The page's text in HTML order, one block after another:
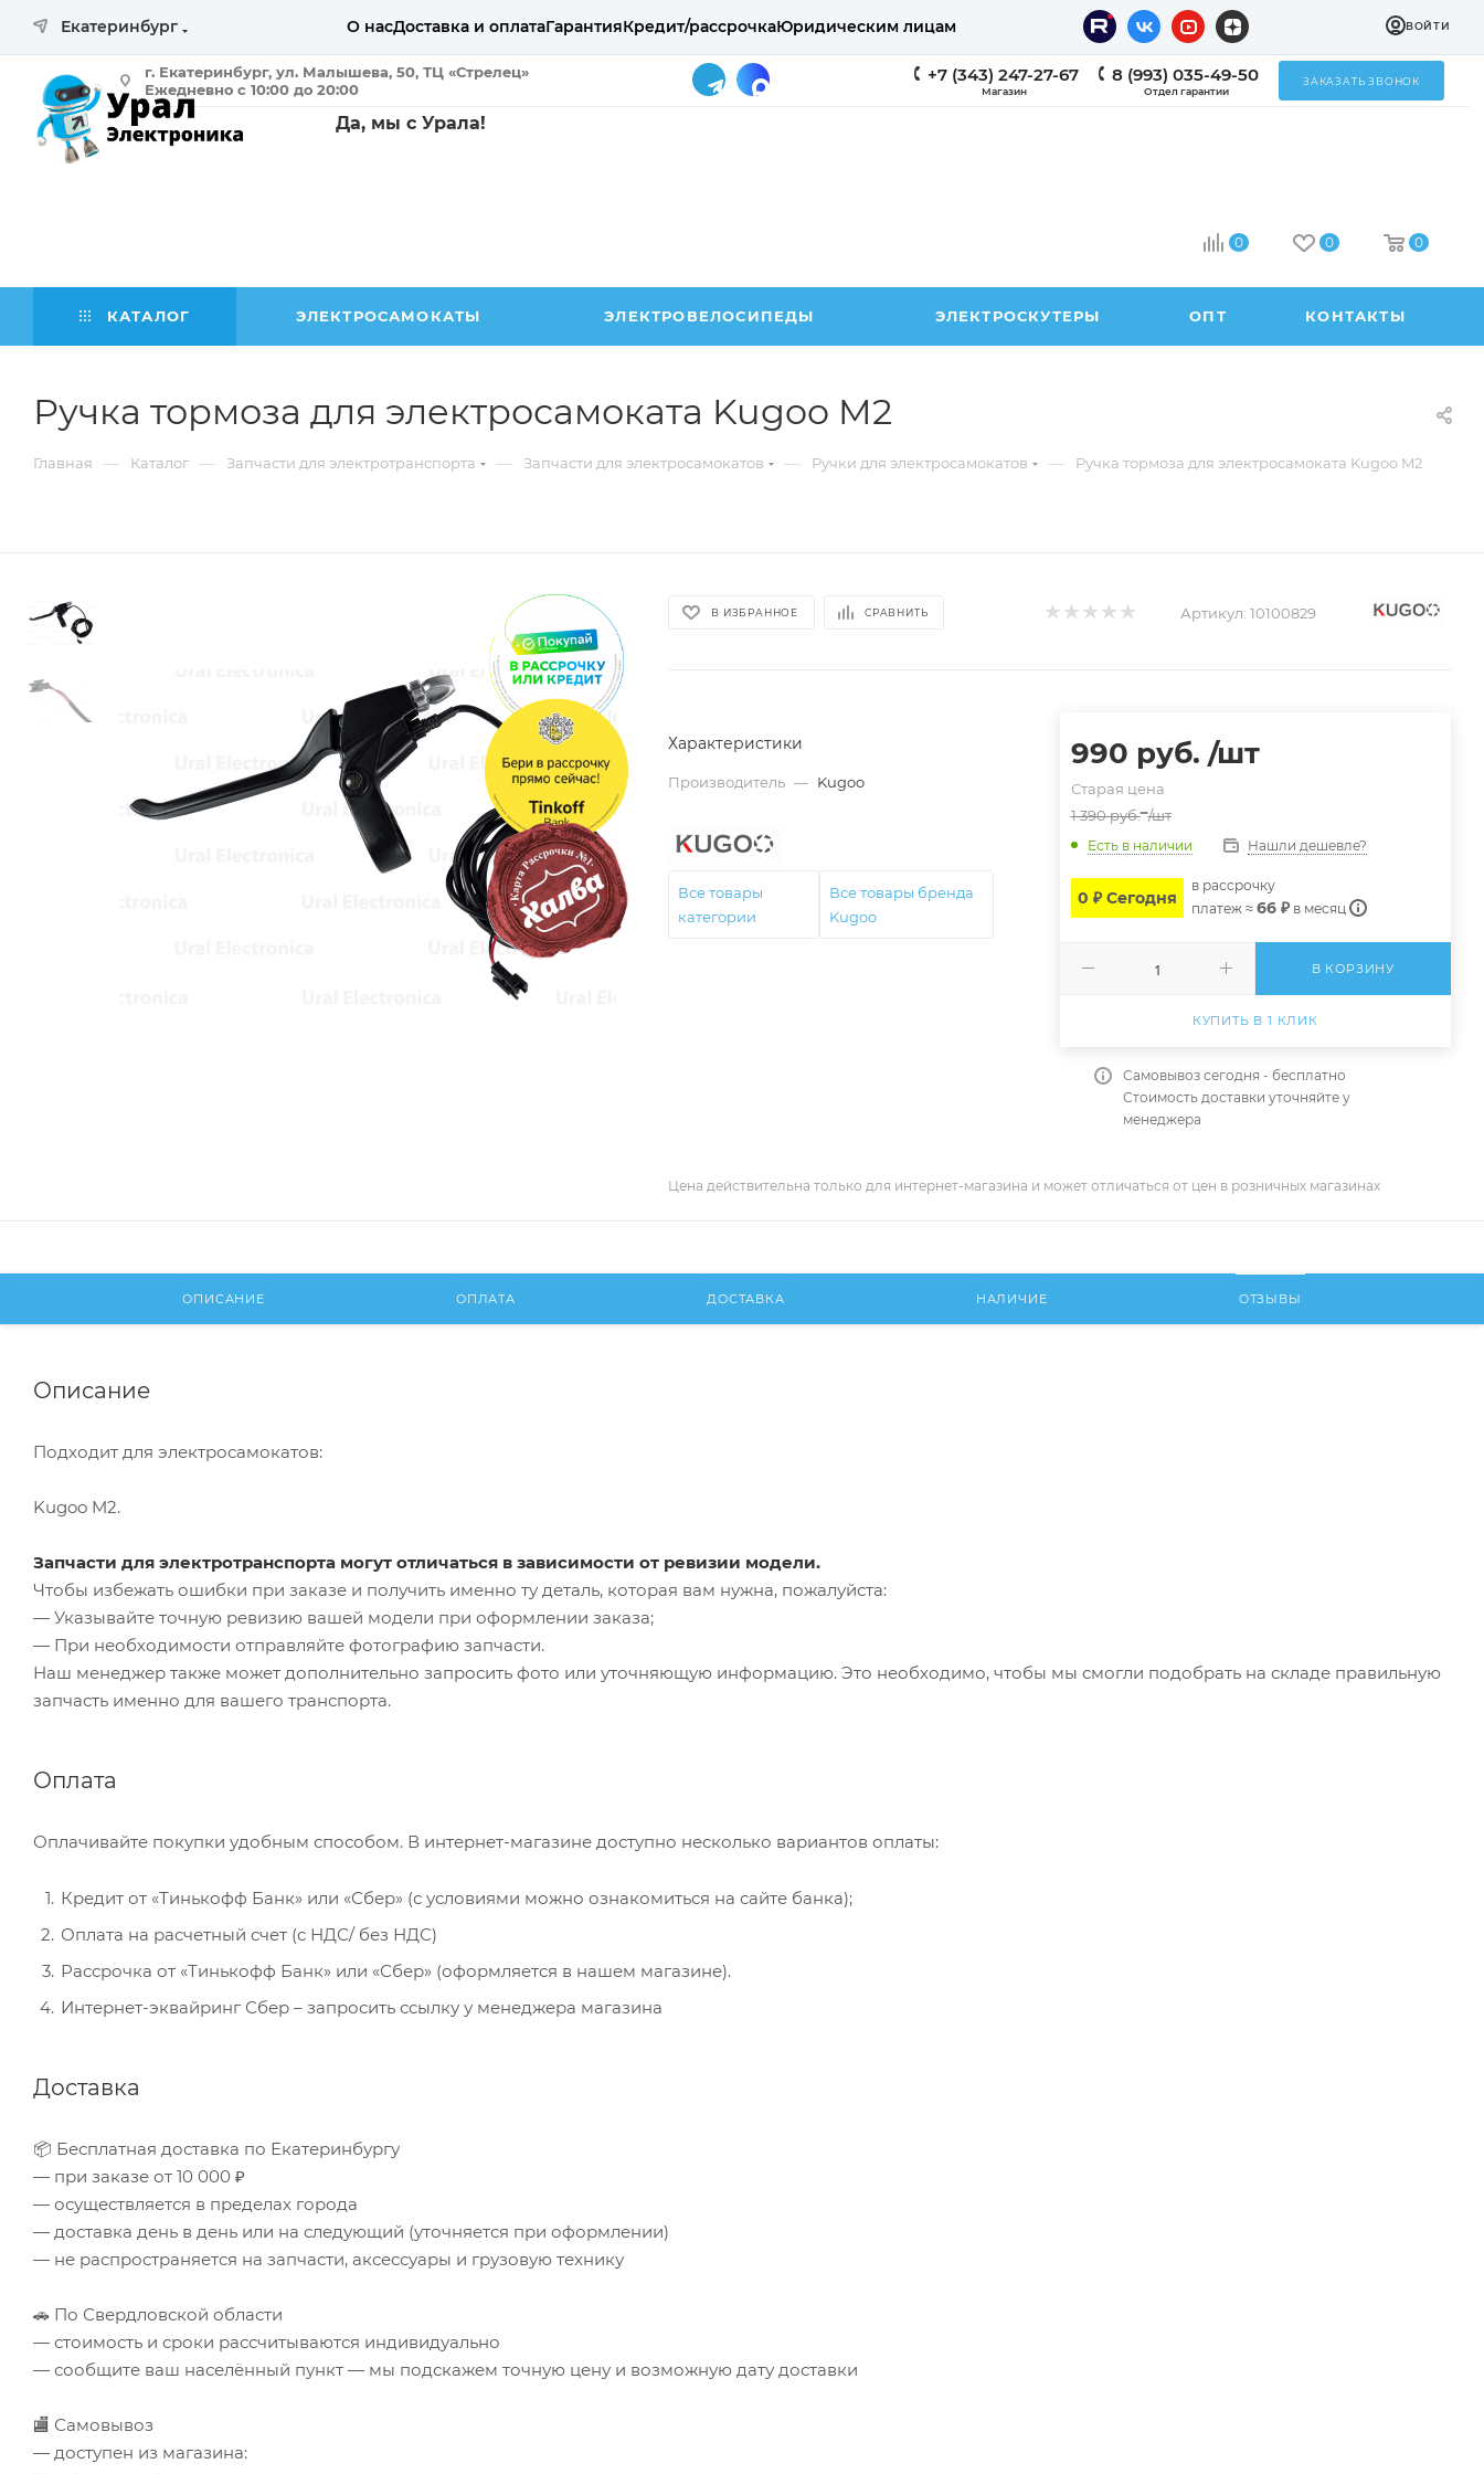
Екатеринбург О насДоставка и оплатаГарантияКредит/рассрочкаЮридическим лицам ВОЙТИ
г. Екатеринбург, ул. Малышева, 50, ТЦ «Стрелец»
Ежедневно с 10:00 до 20:00
+7 (343) 247-27-67
Магазин
8 (993) 035-49-50
Отдел гарантии
ЗАКАЗАТЬ ЗВОНОК
Да, мы с Урала!
0 0 0
КАТАЛОГ ЭЛЕКТРОСАМОКАТЫ ЭЛЕКТРОВЕЛОСИПЕДЫ ЭЛЕКТРОСКУТЕРЫ ОПТ КОНТАКТЫ
Ручка тормоза для электросамоката Kugoo M2
Главная — Каталог — Запчасти для электротранспорта — Запчасти для электросамокатов — Ручки для электросамокатов — Ручка тормоза для электросамоката Kugoo M2
В ИЗБРАННОЕ СРАВНИТЬ Артикул: 10100829
Характеристики
Производитель — Kugoo
Все товары
категории
Все товары бренда
Kugoo
990 руб. /шт
Старая цена
1 390руб. /шт
Есть в наличии Нашли дешевле?
0 ₽ Сегодня
в расcрочку
платеж ≈ 66 ₽в месяц
В КОРЗИНУ
КУПИТЬ В 1 КЛИК
Самовывоз сегодня - бесплатно
Стоимость доставки уточняйте у
менеджера
Цена действительна только для интернет-магазина и может отличаться от цен в розничных магазинах
ОПИСАНИЕ ОПЛАТА ДОСТАВКА НАЛИЧИЕ ОТЗЫВЫ
Описание
Подходит для электросамокатов:
Kugoo M2.
Запчасти для электротранспорта могут отличаться в зависимости от ревизии модели.
Чтобы избежать ошибки при заказе и получить именно ту деталь, которая вам нужна, пожалуйста:
— Указывайте точную ревизию вашей модели при оформлении заказа;
— При необходимости отправляйте фотографию запчасти.
Наш менеджер также может дополнительно запросить фото или уточняющую информацию. Это необходимо, чтобы мы смогли подобрать на складе правильную
запчасть именно для вашего транспорта.
Оплата
Оплачивайте покупки удобным способом. В интернет-магазине доступно несколько вариантов оплаты:
Кредит от «Тинькофф Банк» или «Сбер» (с условиями можно ознакомиться на сайте банка);
Оплата на расчетный счет (с НДС/ без НДС)
Рассрочка от «Тинькофф Банк» или «Сбер» (оформляется в нашем магазине).
Интернет-эквайринг Сбер – запросить ссылку у менеджера магазина
Доставка
📦 Бесплатная доставка по Екатеринбургу
— при заказе от 10 000 ₽
— осуществляется в пределах города
— доставка день в день или на следующий (уточняется при оформлении)
— не распространяется на запчасти, аксессуары и грузовую технику
🚗 По Свердловской области
— стоимость и сроки рассчитываются индивидуально
— сообщите ваш населённый пункт — мы подскажем точную цену и возможную дату доставки
🏬 Самовывоз
— доступен из магазина: